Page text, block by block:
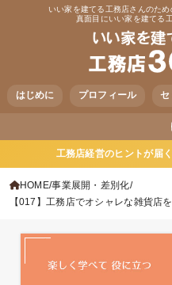
いい家を建てる工務店さんのた
真面目にいい家を建てる
はじめに プロフィール セ
工務店経営のヒントが
HOME 事業展開・差別化
【017】工務店でオシャレな雑貨店